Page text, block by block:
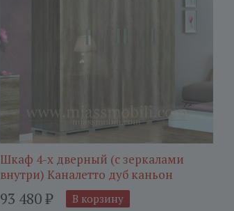
Шкаф 4-х дверный (с зеркалами
внутри) Каналетто дуб каньон
93 480₽ В корзину